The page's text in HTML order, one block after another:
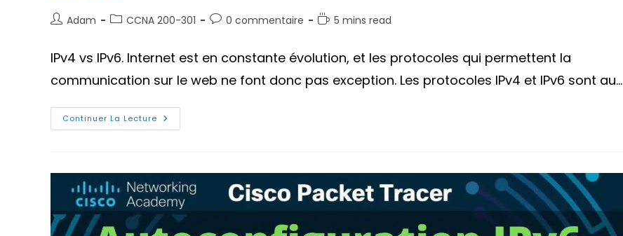
Auteur/autrice
publication :
Adam
PostCCNA 200-301
Commentaires
publication :
0 commentaire
Temps5 mins read
IPv4 vs IPv6. Internet est en constante évolution, et les protocoles qui permettent la
communication sur le web ne font donc pas exception. Les protocoles IPv4 et IPv6 sont au…
Continuer La Lecture IPv4
Vs
Différences
Et
Leur
Impact
Sur
Internet